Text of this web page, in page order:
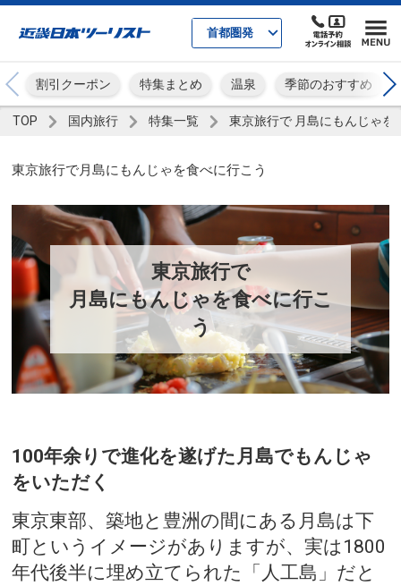
首都圏発
割引クーポン 特集まとめ 温泉 季節のおすすめ
TOP 国内旅行 特集一覧 東京旅行で 月島にもんじゃを
東京旅行で月島にもんじゃを食べに行こう
東京旅行で
月島にもんじゃを食べに行こ
う
100年余りで進化を遂げた月島でもんじゃ
をいただく
東京東部、築地と豊洲の間にある月島は下
町というイメージがありますが、実は1800
年代後半に埋め立てられた「人工島」だと